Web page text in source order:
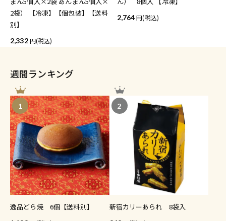
2袋） 【冷凍】【個包装】【送料
別】
2,332 (税込)
2,764 (税込)
週間ランキング
1
逸品どら焼 6個【送料別】
2
新宿カリーあられ 8袋入